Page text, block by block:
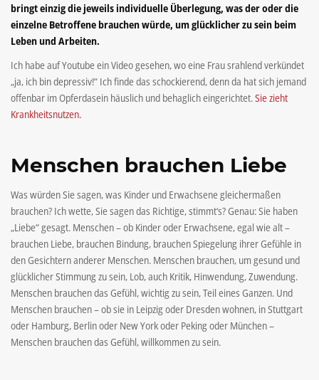
bringt einzig die jeweils individuelle Überlegung, was der oder die
einzelne Betroffene brauchen würde, um glücklicher zu sein beim
Leben und Arbeiten.
Ich habe auf Youtube ein Video gesehen, wo eine Frau srahlend verkündet
„ja, ich bin depressiv!“ Ich finde das schockierend, denn da hat sich jemand
offenbar im Opferdasein häuslich und behaglich eingerichtet.Sie zieht
Krankheitsnutzen.
Menschen brauchen Liebe
Was würden Sie sagen, was Kinder und Erwachsene gleichermaßen
brauchen? Ich wette, Sie sagen das Richtige, stimmt‘s? Genau: Sie haben
„Liebe“ gesagt. Menschen – ob Kinder oder Erwachsene, egal wie alt –
brauchen Liebe, brauchen Bindung, brauchen Spiegelung ihrer Gefühle in
den Gesichtern anderer Menschen. Menschen brauchen, um gesund und
glücklicher Stimmung zu sein, Lob, auch Kritik, Hinwendung, Zuwendung.
Menschen brauchen das Gefühl, wichtig zu sein, Teil eines Ganzen. Und
Menschen brauchen – ob sie in Leipzig oder Dresden wohnen, in Stuttgart
oder Hamburg, Berlin oder New York oder Peking oder München –
Menschen brauchen das Gefühl, willkommen zu sein.